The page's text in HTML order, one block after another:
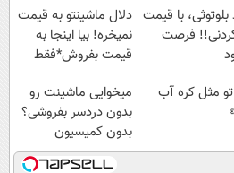
بلوتوثی، با قیمت
فرصت
دلال ماشینتو به قیمت
نمیخره! بیا اینجا به
قیمت بفروش*فقط
مثل کره آب
میخوایی ماشینت رو
بدون دردسر بفروشی؟
بدون کمیسیون